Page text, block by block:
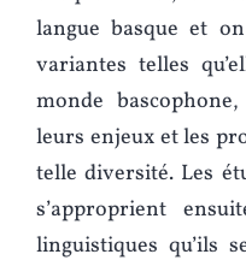
langue basque et
variantes telles
monde
leurs enjeux et les
telle diversité. Les
s’approprient
linguistiques qu’ils